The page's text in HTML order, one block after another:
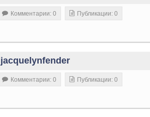
Комментарии: 0 Публикации: 0
jacquelynfender
Комментарии: 0 Публикации: 0